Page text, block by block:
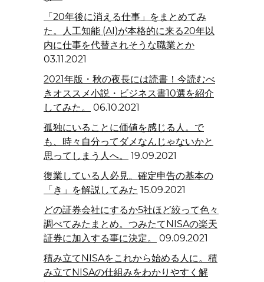
「20年後に消える仕事」をまとめてみ
た。人工知能 (AI)が本格的に来る20年以
内に仕事を代替されそうな職業とか
03.11.2021
2021年版・秋の夜長には読書！今読むべ
きオススメ小説・ビジネス書10選を紹介
してみた。
06.10.2021
孤独にいることに価値を感じる人。で
も、時々自分ってダメなんじゃないかと
思ってしまう人へ。
19.09.2021
復業している人必見。確定申告の基本の
「き」を解説してみた 15.09.2021
どの証券会社にするか5社ほど絞って色々
調べてみたまとめ。つみたてNISAの楽天
証券に加入する事に決定。
09.09.2021
積み立てNISAをこれから始める人に。積
み立てNISAの仕組みをわかりやすく解